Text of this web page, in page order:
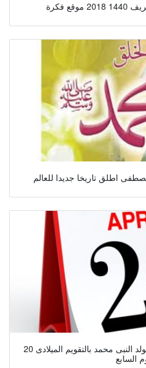
فكرة
اطلق تاريخا جديدا للعالم
20 و22 أبريل تعرف على تاريخ مولد النبى محمد بالتقويم الميلادى
السابع